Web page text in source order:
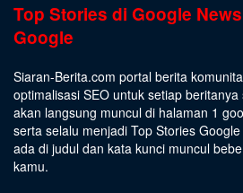
Top Stories di Google
Google
Siaran-Berita.com portal berita
optimalisasi SEO untuk setiap
akan langsung muncul di halaman 1
serta selalu menjadi Top Stories
ada di judul dan kata kunci muncul
kamu.